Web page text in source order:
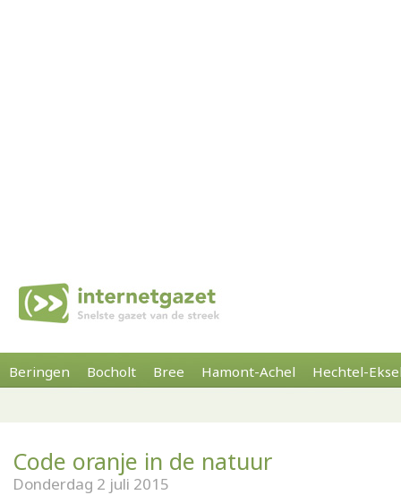
Beringen Bocholt Bree Hamont-Achel Hechtel-
Code oranje in de natuur
Donderdag 2 juli 2015